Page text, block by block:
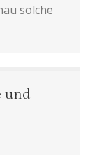
solche
und